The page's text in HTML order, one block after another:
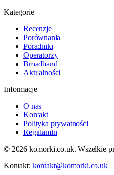
Kategorie
Recenzje
Porównania
Poradniki
Operatorzy
Broadband
Aktualności
Informacje
O nas
Kontakt
Polityka prywatności
Regulamin
© 2026 komorki.co.uk. Wszelkie
Kontakt: kontakt@komorki.co.uk